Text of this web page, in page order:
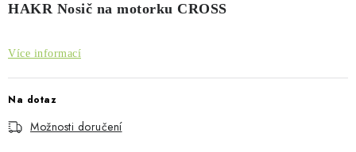
CESTOVNÍ ZAVAZADLA
HAKR Nosič na motorku CROSS
Více informací
Na dotaz
Možnosti doručení